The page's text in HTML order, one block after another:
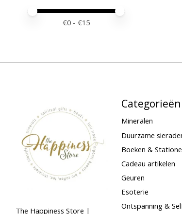
Minimale prijswaarde
Price maximum value
€0 - €15
The Happiness Store |
Categorieën
Mineralen
Duurzame
Boeken &
Cadeau artikelen
Geuren
Esoterie
Ontspanning &